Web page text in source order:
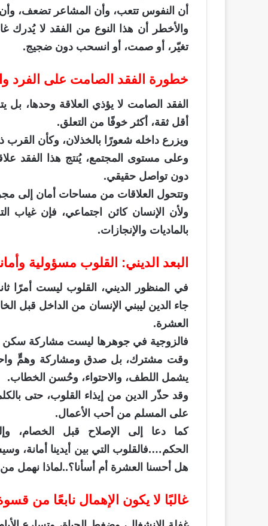
أن النفوس تتعب، وأن المشاعر تضعف، وأن
والأخطر أن هذا النوع من الفقد لا يُدرك
تغيّر، أو صمت، أو انسحب دون ضجيج.
خطورة الفقد الصامت على الفرد
الفقد الصامت لا يؤذي العلاقة وحدها،
أقل ثقة، أكثر خوفًا من التعلق.
ويزرع داخله شعورًا بالخذلان، وكأن القرب
وعلى مستوى المجتمع، يُنتج هذا الفقد
دون تواصل حقيقي.
وتتحول العلاقات من مساحات أمان إلى
ولأن الإنسان كائن اجتماعي، فإن غياب
بالماديات والإنجازات.
البعد الديني: القلوب مسؤولية
في المنظور الديني، القلوب ليست أمرًا
جاء الدين ليبني الإنسان من الداخل قبل
العشرة.
فالزوجية في جوهرها ليست مشاركة سكن
وقت مشترك، بل صدق ومشاركة وهمٍّ
يشمل اللطف، والاحتواء، وحُسن الخطاب.
وقد حذّر الدين من إيذاء القلوب، حتى
على المسلم من أحب الأعمال.
كما دعا إلى الإصلاح قبل الخصام،
الحكم….فالقلوب التي بين أيدينا أمانة،
هل أحسنا العشرة أم أسأنا؟..لماذا نهمل
غالبًا لا يكون الإهمال نابعًا من